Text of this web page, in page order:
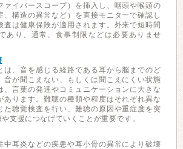
ァイバースコープ）を挿入し、咽頭や喉頭の
、構造の異常など）を直接モニターで確認し
査は健康保険が適用されます。外来で短時間
あり、通常、食事制限などは必要ありませ
は、音を感じる経路である耳から脳までのど
音が聞こえない、もしくは聞こえにくい状態
、言葉の発達やコミュニケーションに大きな
あります。難聴の種類や程度はそれぞれ異な
た聴覚検査を行い、難聴の原因や重症度を突
支援につなげていくことが重要です。
中耳炎などの疾患や耳小骨の異常により破壊